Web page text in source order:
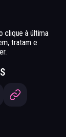
clique à última
tratam e